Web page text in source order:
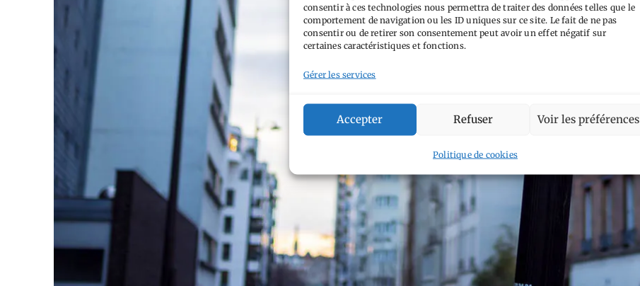
consentir à ces technologies nous permettra de traiter des données telles que le
comportement de navigation ou les ID uniques sur ce site. Le fait de ne pas
consentir ou de retirer son consentement peut avoir un effet négatif sur
certaines caractéristiques et fonctions.
Gérer les services
Accepter Refuser Voir les préférences
Politique de cookies